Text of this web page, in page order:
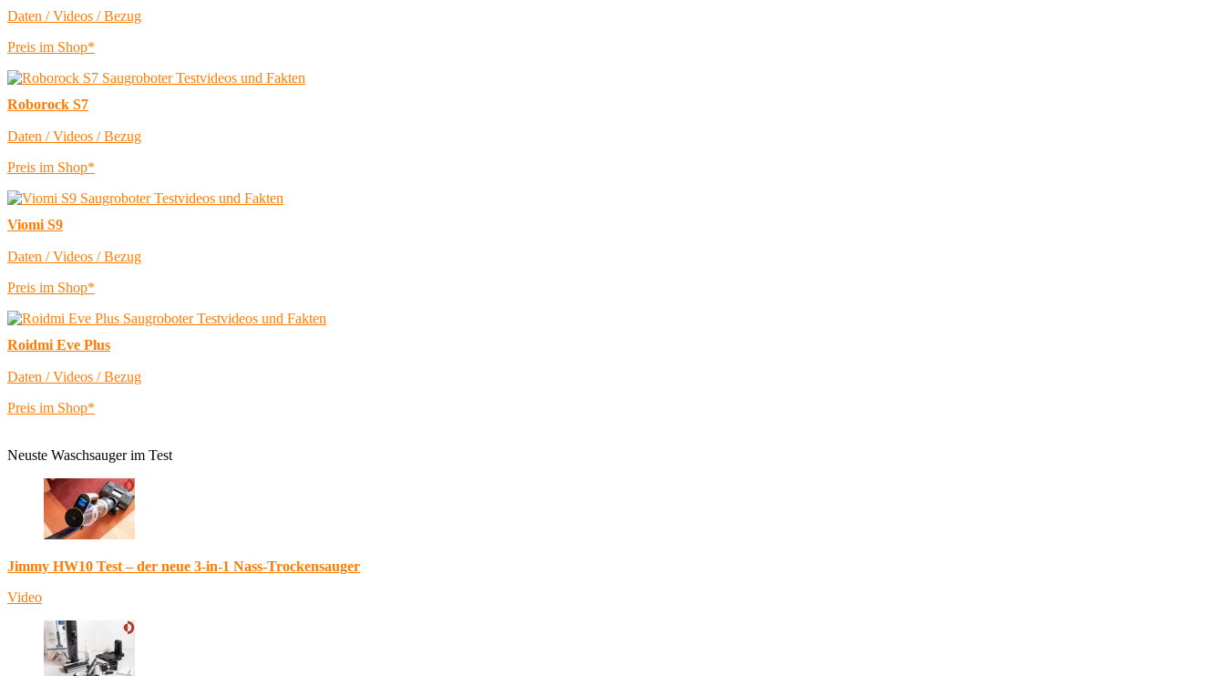
Daten / Videos / Bezug
Preis im Shop*
Roborock S7
Daten / Videos / Bezug
Preis im Shop*
Viomi S9
Daten / Videos / Bezug
Preis im Shop*
Roidmi Eve Plus
Daten / Videos / Bezug
Preis im Shop*
Neuste Waschsauger im Test
Jimmy HW10 Test – der neue 3-in-1 Nass-Trockensauger
Video